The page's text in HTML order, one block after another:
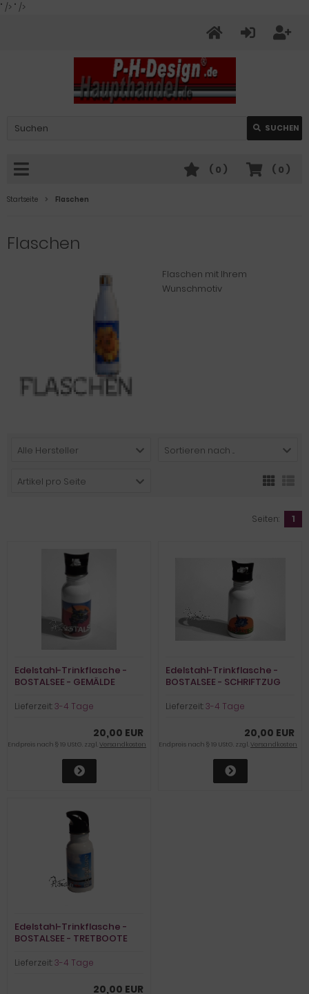
" /> " />
SUCHEN
( 0 )
( 0 )
Startseite Flaschen
Flaschen
Flaschen mit Ihrem
Wunschmotiv
Alle Hersteller Sortieren nach ...
Artikel pro Seite
Seiten: 1
Edelstahl-Trinkflasche -
BOSTALSEE - GEMÄLDE
Lieferzeit:3-4 Tage
20,00 EUR
Endpreis nach § 19 UStG. zzgl.Versandkosten
Edelstahl-Trinkflasche -
BOSTALSEE - SCHRIFTZUG
Lieferzeit:3-4 Tage
20,00 EUR
Endpreis nach § 19 UStG. zzgl.Versandkosten
Edelstahl-Trinkflasche -
BOSTALSEE - TRETBOOTE
Lieferzeit:3-4 Tage
20,00 EUR